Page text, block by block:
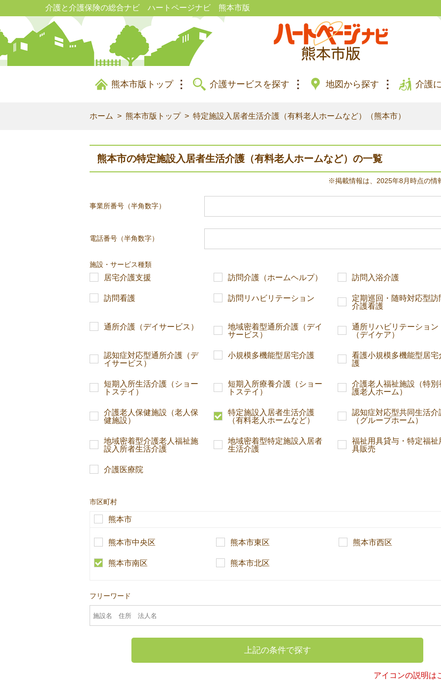
介護と介護保険の総合ナビ ハートページナビ 熊本市版
熊本市版トップ 介護サービスを探す 地図から探す 介護
ホーム 熊本市版トップ 特定施設入居者生活介護（有料老人ホームなど）（熊本市）
熊本市の特定施設入居者生活介護（有料老人ホームなど）の一覧
※掲載情報は、2025年8月時点の情
事業所番号（半角数字）
電話番号（半角数字）
施設・サービス種類
居宅介護支援 訪問介護（ホームヘルプ） 訪問入浴介護
訪問看護 訪問リハビリテーション
定期巡回・随時対応型訪
介護看護
通所介護（デイサービス）
地域密着型通所介護（デイ
サービス）
通所リハビリテーション
（デイケア）
認知症対応型通所介護（デ
イサービス）
小規模多機能型居宅介護
看護小規模多機能型居宅
護
短期入所生活介護（ショー
トステイ）
短期入所療養介護（ショー
トステイ）
介護老人福祉施設（特別
護老人ホーム）
介護老人保健施設（老人保
健施設）
特定施設入居者生活介護
（有料老人ホームなど）
認知症対応型共同生活介
（グループホーム）
地域密着型介護老人福祉施
設入所者生活介護
地域密着型特定施設入居者
生活介護
福祉用具貸与・特定福祉
具販売
介護医療院
市区町村
熊本市
熊本市中央区 熊本市東区 熊本市西区
熊本市南区 熊本市北区
フリーワード
上記の条件で探す
アイコンの説明は